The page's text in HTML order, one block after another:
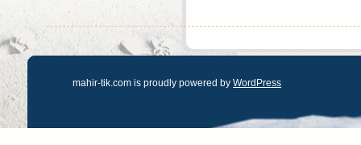
mahir-tik.com is proudly powered by WordPress